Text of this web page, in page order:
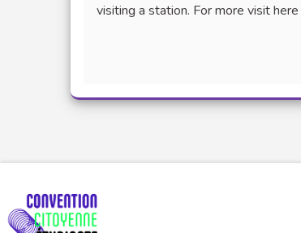
visiting a station. For more visit here